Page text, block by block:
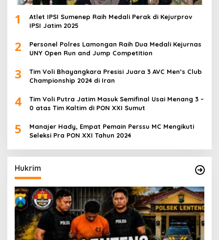
1
Atlet IPSI Sumenep Raih Medali Perak di Kejurprov
IPSI Jatim 2025
2
Personel Polres Lamongan Raih Dua Medali Kejurnas
UNY Open Run and Jump Competition
3
Tim Voli Bhayangkara Presisi Juara 3 AVC Men’s Club
Championship 2024 di Iran
4
Tim Voli Putra Jatim Masuk Semifinal Usai Menang 3 –
0 atas Tim Kaltim di PON XXI Sumut
5
Manajer Hady, Empat Pemain Perssu MC Mengikuti
Seleksi Pra PON XXI Tahun 2024
Hukrim